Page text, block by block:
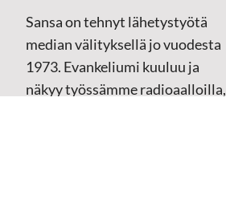
Sansa on tehnyt lähetystyötä
median välityksellä jo vuodesta
1973. Evankeliumi kuuluu ja
näkyy työssämme radioaalloilla,